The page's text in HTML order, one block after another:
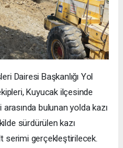
Dairesi Başkanlığı Yol
Kuyucak ilçesinde
bulunan yolda kazı
sürdürülen kazı
serimi gerçekleştirilecek.